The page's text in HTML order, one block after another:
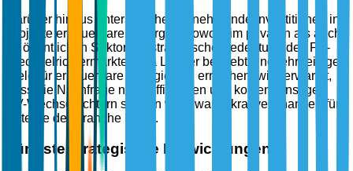
Darüber hinaus unterstreichen zunehmende Investitionen in
Projekte erneuerbarer Energien sowohl im privaten als auch
im öffentlichen Sektor die strategische Bedeutung des PV-
Wechselrichtermarktes. Da Länder bestrebt sind, ehrgeizige
Ziele für erneuerbare Energien zu erreichen, wird erwartet,
dass die Nachfrage nach effizienten und kostengünstigen
PV-Wechselrichtern steigen wird, was lukrative Chancen für
Akteure der Branche bietet.
Jüngste strategische Entwicklungen